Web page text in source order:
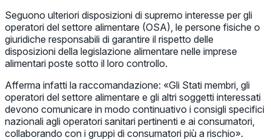
Seguono ulteriori disposizioni di supremo interesse per gli
operatori del settore alimentare (OSA), le persone fisiche o
giuridiche responsabili di garantire il rispetto delle
disposizioni della legislazione alimentare nelle imprese
alimentari poste sotto il loro controllo.
Afferma infatti la raccomandazione: «Gli Stati membri, gli
operatori del settore alimentare e gli altri soggetti interessati
devono comunicare in modo continuativo i consigli specifici
nazionali agli operatori sanitari pertinenti e ai consumatori,
collaborando con i gruppi di consumatori più a rischio».